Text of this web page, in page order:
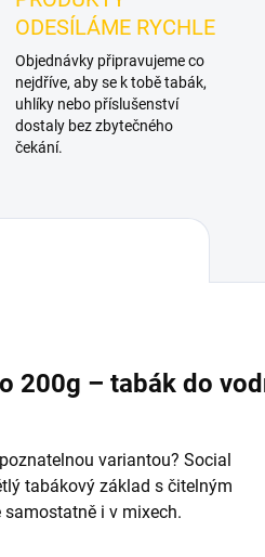
ODESÍLÁME RYCHLE
Objednávky připravujeme co
nejdříve, aby se k tobě tabák,
uhlíky nebo příslušenství
dostaly bez zbytečného
čekání.
200g – tabák do
variantou? Social
tabákový základ s čitelným
i v mixech.